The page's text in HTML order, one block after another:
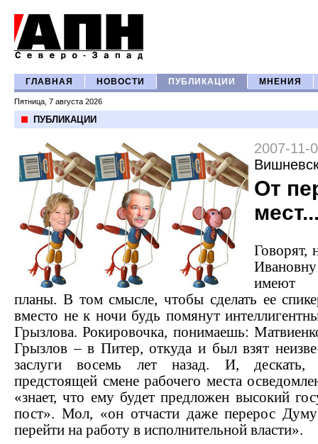
ГЛАВНАЯ НОВОСТИ ПУБЛИКАЦИИ МНЕНИЯ
Пятница, 7 августа 2026
ПУБЛИКАЦИИ
2007-11-
От
Говорят,
имеют
планы. В том смысле, чтобы сделать ее
вместо не к ночи будь помянут
Грызлова. Рокировочка, понимаешь:
Грызлов – в Питер, откуда и был взят
заслуги восемь лет назад. И,
предстоящей смене рабочего места
«знает, что ему будет предложен высокий
пост». Мол, «он отчасти даже перерос
перейти на работу в исполнительной власти».